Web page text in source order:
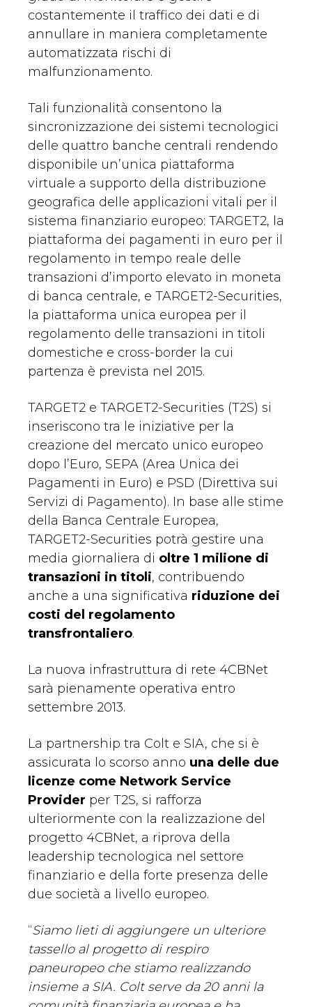
costantemente il traffico dei dati e di
annullare in maniera completamente
automatizzata rischi di
malfunzionamento.
Tali funzionalità consentono la
sincronizzazione dei sistemi tecnologici
delle quattro banche centrali rendendo
disponibile un’unica piattaforma
virtuale a supporto della distribuzione
geografica delle applicazioni vitali per il
sistema finanziario europeo: TARGET2, la
piattaforma dei pagamenti in euro per il
regolamento in tempo reale delle
transazioni d’importo elevato in moneta
di banca centrale, e TARGET2-Securities,
la piattaforma unica europea per il
regolamento delle transazioni in titoli
domestiche e cross-border la cui
partenza è prevista nel 2015.
TARGET2 e TARGET2-Securities (T2S) si
inseriscono tra le iniziative per la
creazione del mercato unico europeo
dopo l’Euro, SEPA (Area Unica dei
Pagamenti in Euro) e PSD (Direttiva sui
Servizi di Pagamento). In base alle stime
della Banca Centrale Europea,
TARGET2-Securities potrà gestire una
media giornaliera di oltre 1 milione di
transazioni in titoli, contribuendo
anche a una significativa riduzione dei
costi del regolamento
transfrontaliero.
La nuova infrastruttura di rete 4CBNet
sarà pienamente operativa entro
settembre 2013.
La partnership tra Colt e SIA, che si è
assicurata lo scorso anno una delle due
licenze come Network Service
Provider per T2S, si rafforza
ulteriormente con la realizzazione del
progetto 4CBNet, a riprova della
leadership tecnologica nel settore
finanziario e della forte presenza delle
due società a livello europeo.
“Siamo lieti di aggiungere un ulteriore
tassello al progetto di respiro
paneuropeo che stiamo realizzando
insieme a SIA. Colt serve da 20 anni la